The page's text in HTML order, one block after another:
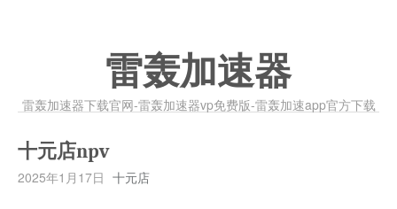
雷轰加速器
雷轰加速器下载官网-雷轰加速器vp免费版-雷轰加速app官方下载
十元店npv
2025年1月17日 十元店